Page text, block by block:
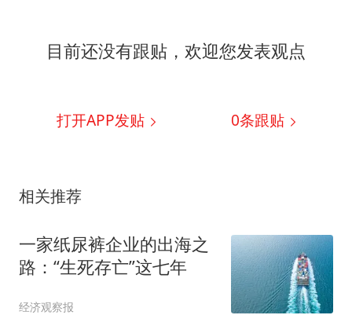
目前还没有跟贴，欢迎您发表观点
打开APP发贴 0条跟贴
相关推荐
一家纸尿裤企业的出海之
路：“生死存亡”这七年
经济观察报